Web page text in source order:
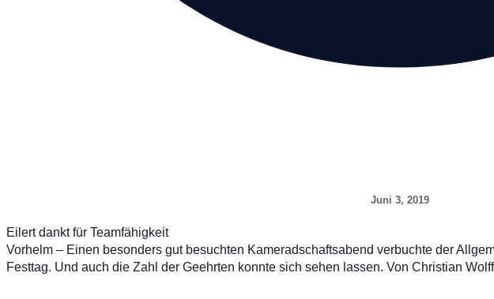
Juni 3, 2019
Eilert dankt für Teamfähigkeit
Vorhelm – Einen besonders gut besuchten Kameradschaftsabend verbuchte der
Festtag. Und auch die Zahl der Geehrten konnte sich sehen lassen. Von Christian Wolff